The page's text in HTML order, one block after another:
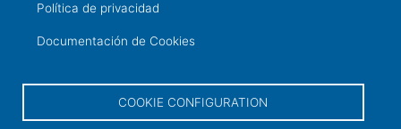
Electronic office
Contractor profile
Política de privacidad
Documentación de Cookies
COOKIE CONFIGURATION